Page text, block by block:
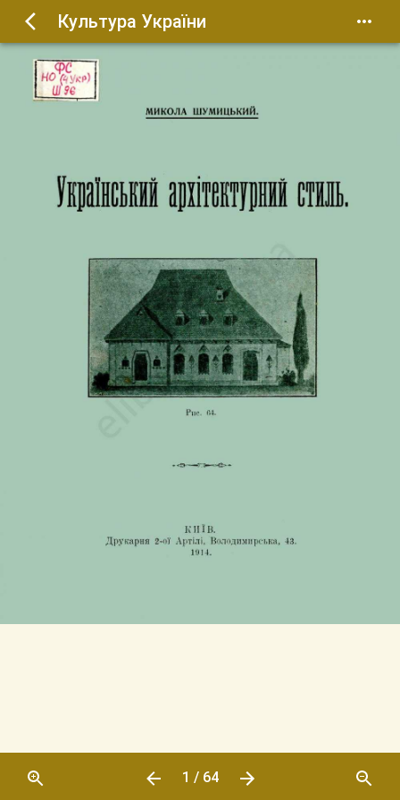
Культура України
1 / 64